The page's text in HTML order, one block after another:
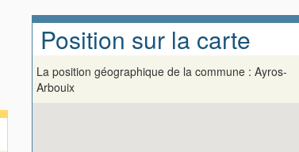
Position sur la carte
La position géographique de la commune : Ayros-
Arbouix